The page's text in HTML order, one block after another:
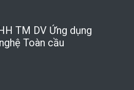
TM DV Ứng dụng
Toàn cầu